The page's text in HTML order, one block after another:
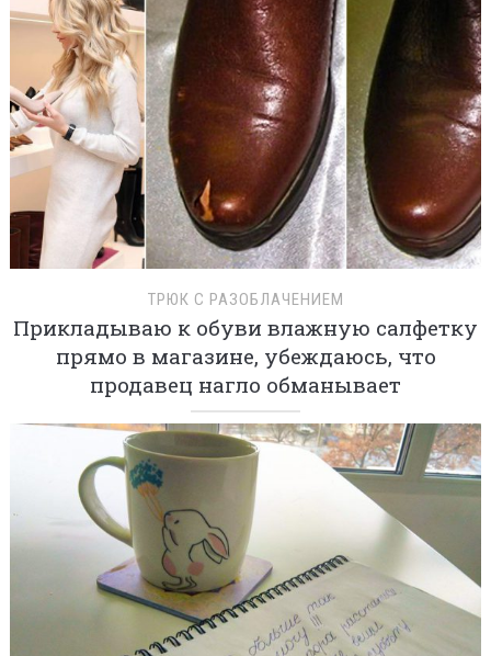
ТРЮК С РАЗОБЛАЧЕНИЕМ
Прикладываю к обуви влажную салфетку
прямо в магазине, убеждаюсь, что
продавец нагло обманывает